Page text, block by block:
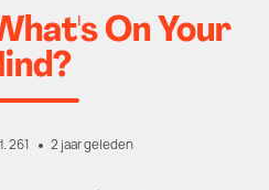
On Your
261 2 jaar geleden